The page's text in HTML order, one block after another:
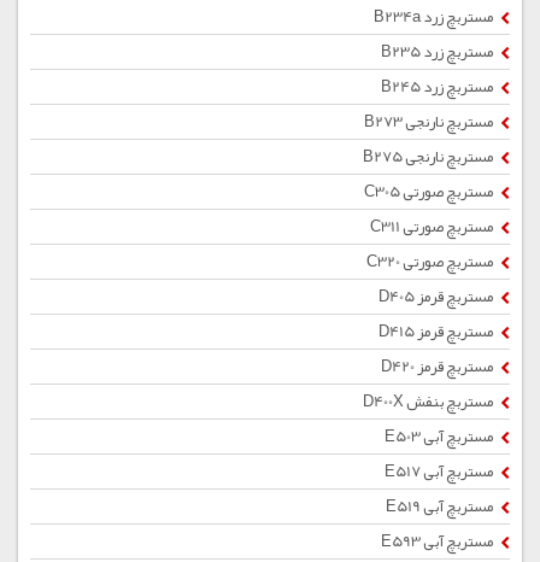
مستربچ زرد B234a
مستربچ زرد B235
مستربچ زرد B245
مستربچ نارنجی B273
مستربچ نارنجی B275
مستربچ صورتی C305
مستربچ صورتی C311
مستربچ صورتی C320
مستربچ قرمز D405
مستربچ قرمز D415
مستربچ قرمز D420
مستربچ بنفش D400X
مستربچ آبی E503
مستربچ آبی E517
مستربچ آبی E519
مستربچ آبی E593